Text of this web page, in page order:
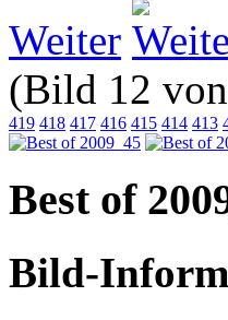
Weiter
(Bild 12
419 418 417 416 415 414 413
Best of
Bild-